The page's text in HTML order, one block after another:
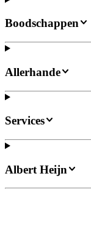
Boodschappen
Allerhande
Services
Albert Heijn